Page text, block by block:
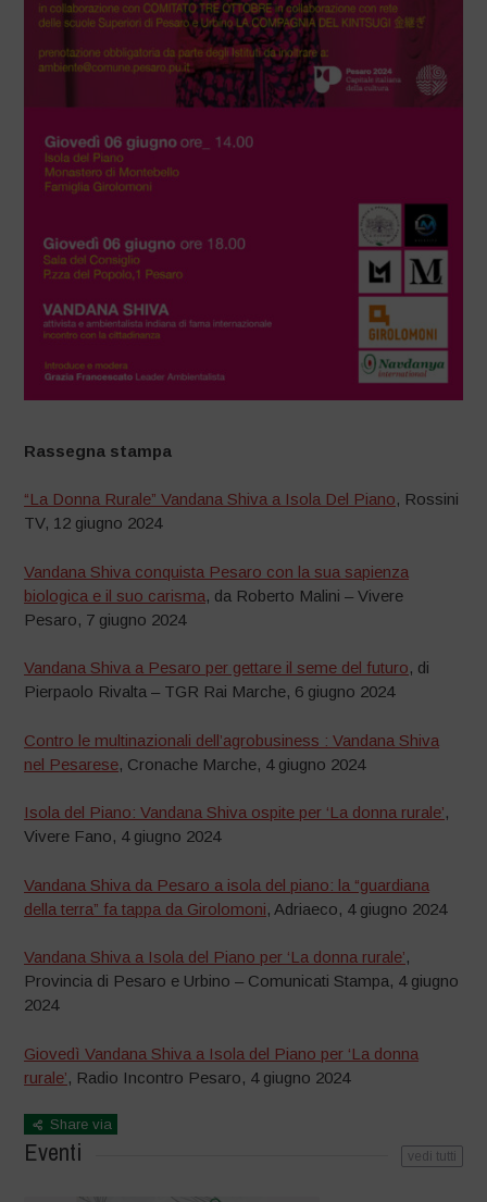
Rassegna stampa
“La Donna Rurale” Vandana Shiva a Isola Del Piano, Rossini
TV, 12 giugno 2024
Vandana Shiva conquista Pesaro con la sua sapienza
biologica e il suo carisma, da Roberto Malini – Vivere
Pesaro, 7 giugno 2024
Vandana Shiva a Pesaro per gettare il seme del futuro, di
Pierpaolo Rivalta – TGR Rai Marche, 6 giugno 2024
Contro le multinazionali dell’agrobusiness : Vandana Shiva
nel Pesarese, Cronache Marche, 4 giugno 2024
Isola del Piano: Vandana Shiva ospite per ‘La donna rurale’,
Vivere Fano, 4 giugno 2024
Vandana Shiva da Pesaro a isola del piano: la “guardiana
della terra” fa tappa da Girolomoni, Adriaeco, 4 giugno 2024
Vandana Shiva a Isola del Piano per ‘La donna rurale’,
Provincia di Pesaro e Urbino – Comunicati Stampa, 4 giugno
2024
Giovedì Vandana Shiva a Isola del Piano per ‘La donna
rurale’, Radio Incontro Pesaro, 4 giugno 2024
Share via
Eventi vedi tutti